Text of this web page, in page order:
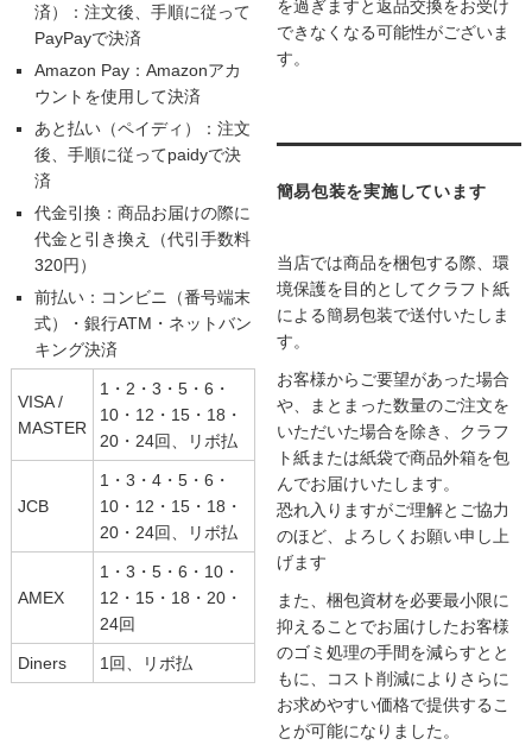
済）：注文後、手順に従って
PayPayで決済
Amazon Pay：Amazonアカ
ウントを使用して決済
あと払い（ペイディ）：注文
後、手順に従ってpaidyで決
済
代金引換：商品お届けの際に
代金と引き換え（代引手数料
320円）
前払い：コンビニ（番号端末
式）・銀行ATM・ネットバン
キング決済
VISA /
MASTER
1・2・3・5・6・
10・12・15・18・
20・24回、リボ払
JCB
1・3・4・5・6・
10・12・15・18・
20・24回、リボ払
AMEX
1・3・5・6・10・
12・15・18・20・
24回
Diners 1回、リボ払
を過ぎますと返品交換をお受け
できなくなる可能性がございま
す。
簡易包装を実施しています
当店では商品を梱包する際、環
境保護を目的としてクラフト紙
による簡易包装で送付いたしま
す。
お客様からご要望があった場合
や、まとまった数量のご注文を
いただいた場合を除き、クラフ
ト紙または紙袋で商品外箱を包
んでお届けいたします。
恐れ入りますがご理解とご協力
のほど、よろしくお願い申し上
げます
また、梱包資材を必要最小限に
抑えることでお届けしたお客様
のゴミ処理の手間を減らすとと
もに、コスト削減によりさらに
お求めやすい価格で提供するこ
とが可能になりました。